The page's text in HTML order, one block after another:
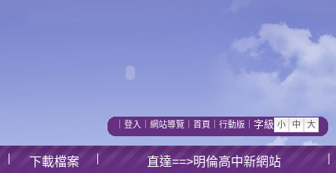
登入 網站導覽 首頁 行動版 字級
下載檔案 直達==>明倫高中新網站